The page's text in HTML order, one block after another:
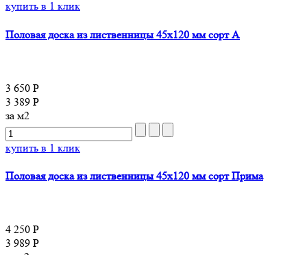
купить в 1 клик
Половая доска из лиственницы 45x120 мм сорт A
3 650 Р
3 389 Р
за м2
купить в 1 клик
Половая доска из лиственницы 45x120 мм сорт Прима
4 250 Р
3 989 Р